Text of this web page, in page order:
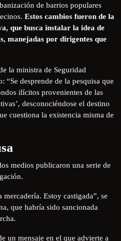
de barrios populares
Estos cambios fueron de la
que busca instalar la idea de
manejadas por dirigentes que
la ministra de Seguridad
desprende de la pesquisa que
ilícitos provenientes de las
desconociéndose el destino
cuestiona la existencia misma de
medios publicaron una serie de
Estoy castigada”, se
que habría sido sancionada
un mensaje en el que advierte a